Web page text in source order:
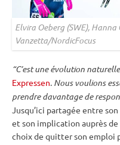
Elvira Oeberg (SWE), Hanna
Vanzetta/NordicFocus
“C’est une évolution naturelle
Expressen. Nous voulions
prendre davantage de
Jusqu’ici partagée entre
et son implication auprès de
choix de quitter son emploi